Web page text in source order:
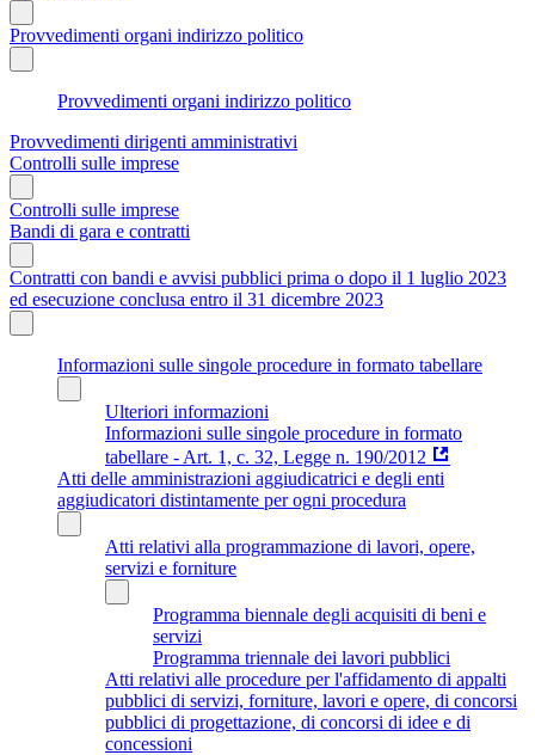
Provvedimenti organi indirizzo politico
Provvedimenti organi indirizzo politico
Provvedimenti dirigenti amministrativi
Controlli sulle imprese
Controlli sulle imprese
Bandi di gara e contratti
Contratti con bandi e avvisi pubblici prima o dopo il 1 luglio 2023
ed esecuzione conclusa entro il 31 dicembre 2023
Informazioni sulle singole procedure in formato tabellare
Ulteriori informazioni
Informazioni sulle singole procedure in formato
tabellare - Art. 1, c. 32, Legge n. 190/2012
Atti delle amministrazioni aggiudicatrici e degli enti
aggiudicatori distintamente per ogni procedura
Atti relativi alla programmazione di lavori, opere,
servizi e forniture
Programma biennale degli acquisiti di beni e
servizi
Programma triennale dei lavori pubblici
Atti relativi alle procedure per l'affidamento di appalti
pubblici di servizi, forniture, lavori e opere, di concorsi
pubblici di progettazione, di concorsi di idee e di
concessioni